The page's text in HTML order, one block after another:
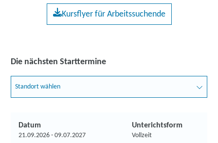
Kursflyer für Arbeitssuchende
Die nächsten Starttermine
Standort wählen
Datum
21.09.2026 - 09.07.2027
Unterichtsform
Vollzeit